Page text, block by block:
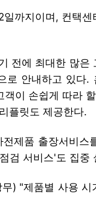
까지이며, 컨택
전에 최대한 많은
로 안내하고 있다.
이 손쉽게 따라
플릿도 제공한다.
제품 출장서비스
검 서비스'도 집중
) "제품별 사용